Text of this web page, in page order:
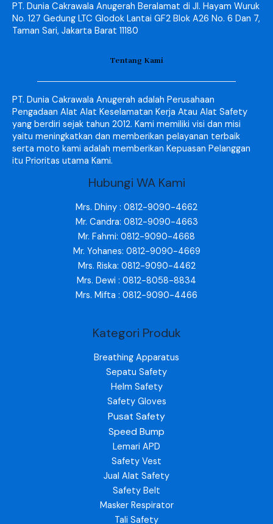
PT. Dunia Cakrawala Anugerah Beralamat di Jl. Hayam Wuruk
No. 127 Gedung LTC Glodok Lantai GF2 Blok A26 No. 6 Dan 7,
Taman Sari, Jakarta Barat 11180
Tentang Kami
PT. Dunia Cakrawala Anugerah adalah Perusahaan
Pengadaan Alat Alat Keselamatan Kerja Atau Alat Safety
yang berdiri sejak tahun 2012. Kami memiliki visi dan misi
yaitu meningkatkan dan memberikan pelayanan terbaik
serta moto kami adalah memberikan Kepuasan Pelanggan
itu Prioritas utama Kami.
Hubungi WA Kami
Mrs. Dhiny : 0812-9090-4662
Mr. Candra: 0812-9090-4663
Mr. Fahmi: 0812-9090-4668
Mr. Yohanes: 0812-9090-4669
Mrs. Riska: 0812-9090-4462
Mrs. Dewi : 0812-8058-8834
Mrs. Mifta : 0812-9090-4466
Kategori Produk
Breathing Apparatus
Sepatu Safety
Helm Safety
Safety Gloves
Pusat Safety
Speed Bump
Lemari APD
Safety Vest
Jual Alat Safety
Safety Belt
Masker Respirator
Tali Safety